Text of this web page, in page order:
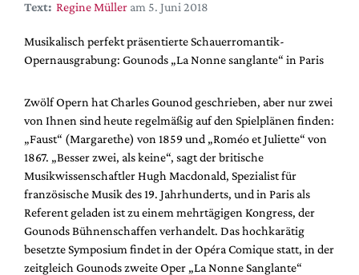
Leseproben
Podcast
Service
Shop / Abo
Newsletter
Redaktion
Autor:innen
Partner
Mediadaten
Suche
Text: Regine Müller am 5. Juni 2018
Musikalisch perfekt präsentierte Schauerromantik-
Opernausgrabung: Gounods „La Nonne sanglante“ in Paris
Zwölf Opern hat Charles Gounod geschrieben, aber nur zwei
von Ihnen sind heute regelmäßig auf den Spielplänen finden:
„Faust“ (Margarethe) von 1859 und „Roméo et Juliette“ von
1867. „Besser zwei, als keine“, sagt der britische
Musikwissenschaftler Hugh Macdonald, Spezialist für
französische Musik des 19. Jahrhunderts, und in Paris als
Referent geladen ist zu einem mehrtägigen Kongress, der
Gounods Bühnenschaffen verhandelt. Das hochkarätig
besetzte Symposium findet in der Opéra Comique statt, in der
zeitgleich Gounods zweite Oper „La Nonne Sanglante“